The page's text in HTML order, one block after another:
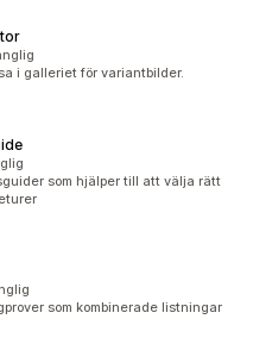
i galleriet för variantbilder.
som hjälper till att välja rätt
som kombinerade listningar